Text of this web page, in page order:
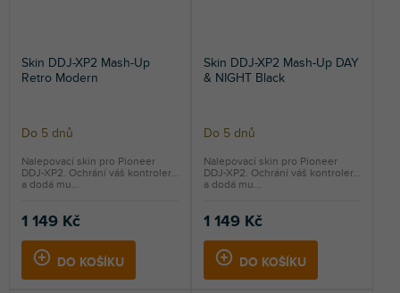
Skin DDJ-XP2 Mash-Up
Retro Modern
Do 5 dnů
1 149 Kč
DO KOŠÍKU
Nalepovací skin pro Pioneer
DDJ-XP2. Ochrání váš kontroler
a dodá mu...
Skin DDJ-XP2 Mash-Up DAY
& NIGHT Black
Do 5 dnů
1 149 Kč
DO KOŠÍKU
Nalepovací skin pro Pioneer
DDJ-XP2. Ochrání váš kontroler
a dodá mu...